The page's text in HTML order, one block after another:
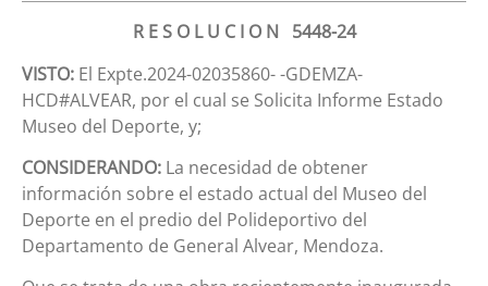
R E S O L U C I O N 5448-24
VISTO: El Expte.2024-02035860- -GDEMZA-
HCD#ALVEAR, por el cual se Solicita Informe Estado
Museo del Deporte, y;
CONSIDERANDO: La necesidad de obtener
información sobre el estado actual del Museo del
Deporte en el predio del Polideportivo del
Departamento de General Alvear, Mendoza.